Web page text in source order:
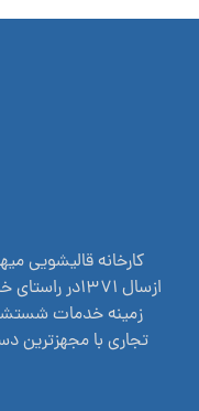
کارخانه قالیشویی
ازسال
زمینه خدمات
تجاری با مجهزترین